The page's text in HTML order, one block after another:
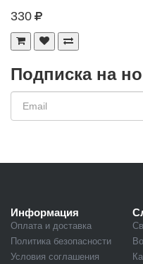
330
Подписка на
Информация
Оплата и доставка
Политика безопасности
Условия соглашения